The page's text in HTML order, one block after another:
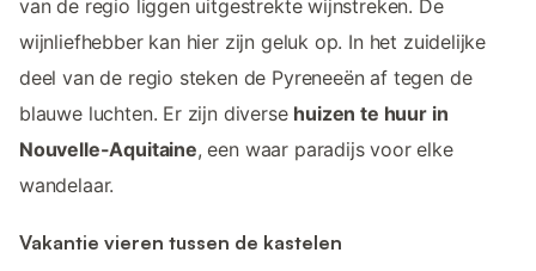
van de regio liggen uitgestrekte wijnstreken. De
wijnliefhebber kan hier zijn geluk op. In het zuidelijke
deel van de regio steken de Pyreneeën af tegen de
blauwe luchten. Er zijn diverse huizen te huur in
Nouvelle-Aquitaine, een waar paradijs voor elke
wandelaar.
Vakantie vieren tussen de kastelen